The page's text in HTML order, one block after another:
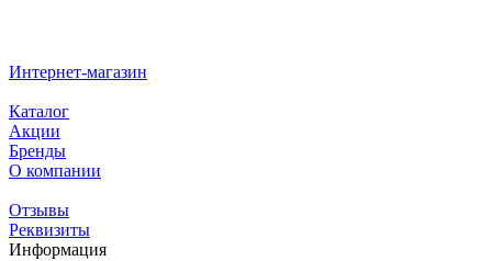
Интернет-магазин
Каталог
Акции
Бренды
О компании
Отзывы
Реквизиты
Информация